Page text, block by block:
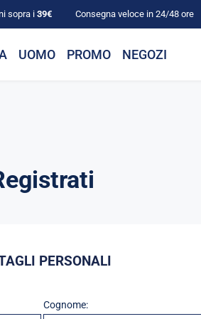
sopra i39€ Consegna veloce in 24/48 ore
UOMO PROMO NEGOZI
PERSONALI
Cognome: